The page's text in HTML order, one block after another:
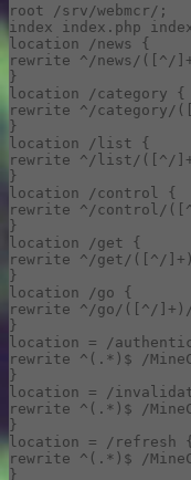
root /srv/webmcr/;
index index.php
location /news {
rewrite ^/news/([^/
}
location /category {
rewrite ^/category/
}
location /list {
rewrite ^/list/([^/
}
location /control {
rewrite ^/control/([^/
}
location /get {
rewrite ^/get/([^/]+)/
}
location /go {
rewrite ^/go/([^/]+)/
}
location = /
rewrite ^(.*)$ /
}
location = /
rewrite ^(.*)$ /
}
location = /refresh {
rewrite ^(.*)$ /
}